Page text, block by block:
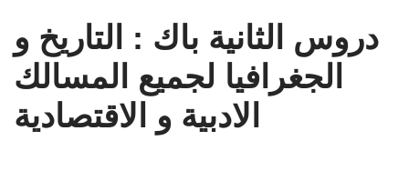
دروس الثانية باك : التاريخ و
الجغرافيا لجميع المسالك
الادبية و الاقتصادية